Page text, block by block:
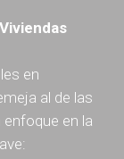
en
al de las
en la